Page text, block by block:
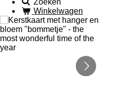
Winkelwagen